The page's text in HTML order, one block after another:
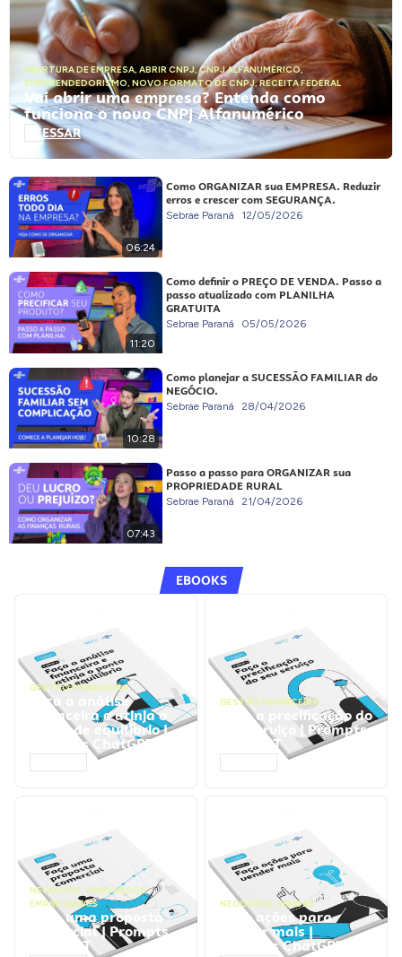
ABERTURA DE EMPRESA, ABRIR CNPJ,CNPJ ALFANUMÉRICO,
EMPREENDEDORISMO, NOVO FORMATO DE CNPJ,RECEITA FEDERAL
Vai abrir uma empresa? Entenda como
funciona o novo CNPJ Alfanumérico
ACESSAR
06:24
Como ORGANIZAR sua EMPRESA. Reduzir
erros e crescer com SEGURANÇA.
Sebrae Paraná 12/05/2026
11:20
Como definir o PREÇO DE VENDA. Passo a
passo atualizado com PLANILHA
GRATUITA
Sebrae Paraná 05/05/2026
10:28
Como planejar a SUCESSÃO FAMILIAR do
NEGÓCIO.
Sebrae Paraná 28/04/2026
07:43
Passo a passo para ORGANIZAR sua
PROPRIEDADE RURAL
Sebrae Paraná 21/04/2026
EBOOKS
GESTÃO FINANCEIRA
Faça a análise
financeira e atinja o
ponto de equilíbrio |
Prompts ChatGPT
GESTÃO FINANCEIRA
Faça a precificação do
seu serviço | Prompts
ChatGPT
NEGÓCIOS, PROCESSOS
EMPRESARIAIS
Faça uma proposta
comercial | Prompts
ChatGPT
NEGÓCIOS, VENDAS
Faça ações para
vender mais |
Prompts ChatGPT